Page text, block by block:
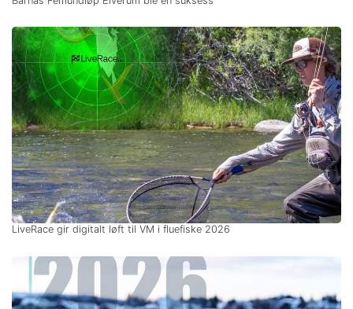
LiveRace gir digitalt løft til VM i fluefiske 2026